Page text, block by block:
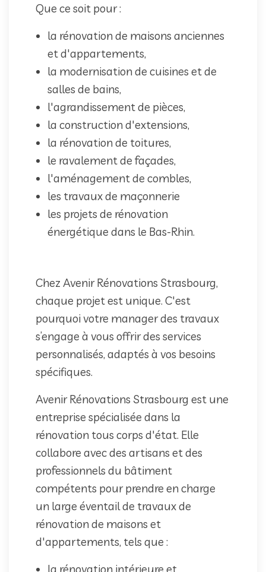
Que ce soit pour :
la rénovation de maisons anciennes
et d'appartements,
la modernisation de cuisines et de
salles de bains,
l'agrandissement de pièces,
la construction d'extensions,
la rénovation de toitures,
le ravalement de façades,
l'aménagement de combles,
les travaux de maçonnerie
les projets de rénovation
énergétique dans le Bas-Rhin.
Chez Avenir Rénovations Strasbourg,
chaque projet est unique. C'est
pourquoi votre manager des travaux
s’engage à vous offrir des services
personnalisés, adaptés à vos besoins
spécifiques.
Avenir Rénovations Strasbourg est une
entreprise spécialisée dans la
rénovation tous corps d'état. Elle
collabore avec des artisans et des
professionnels du bâtiment
compétents pour prendre en charge
un large éventail de travaux de
rénovation de maisons et
d'appartements, tels que :
la rénovation intérieure et